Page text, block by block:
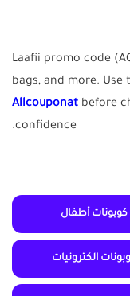
Laafii promo code
bags, and more.
Allcouponat before
confidence.
كوبونات أطفال
الكترونيات